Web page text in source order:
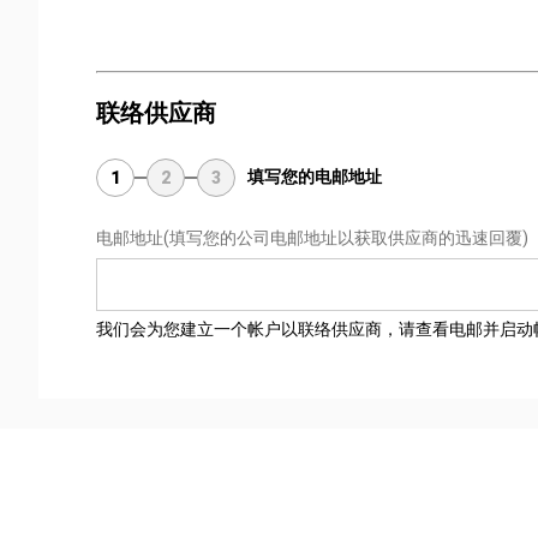
联络供应商
1 2 3 填写您的电邮地址
电邮地址(填写您的公司电邮地址以获取供应商的迅速回覆)
我们会为您建立一个帐户以联络供应商，请查看电邮并启动